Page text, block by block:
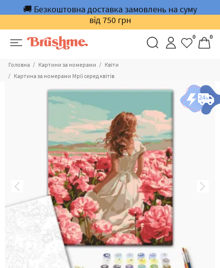
🚚 Безкоштовна доставка замовлень на суму
від 750 грн
0 0
Головна Картини за номерами
Квіти
Картина за номерами Мрії серед квітів